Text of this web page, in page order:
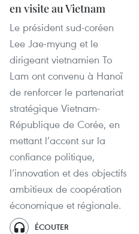
en visite au Vietnam
Le président sud-coréen
Lee Jae-myung et le
dirigeant vietnamien To
Lam ont convenu à Hanoï
de renforcer le partenariat
stratégique Vietnam-
République de Corée, en
mettant l’accent sur la
confiance politique,
l’innovation et des objectifs
ambitieux de coopération
économique et régionale.
ÉCOUTER